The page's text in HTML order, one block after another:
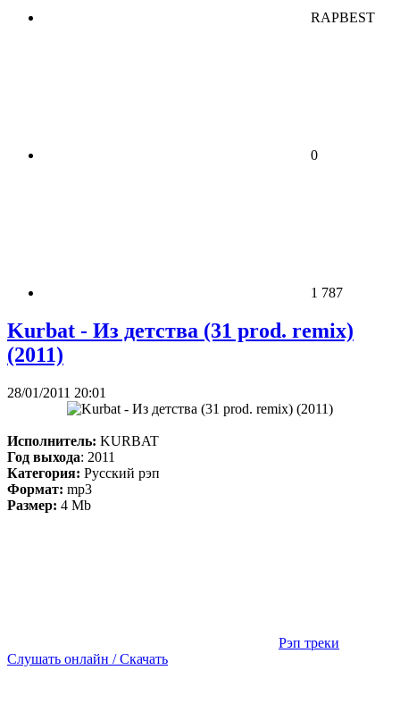
RAPBEST
0
1 787
Kurbat - Из детства (31 prod. remix)
(2011)
28/01/2011 20:01
Исполнитель: KURBAT
Год выхода: 2011
Категория: Русский рэп
Формат: mp3
Размер: 4 Mb
Рэп треки
Слушать онлайн / Скачать